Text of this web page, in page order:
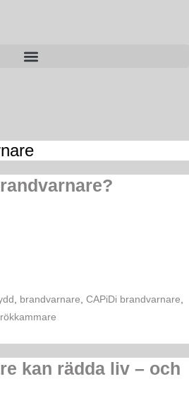
brandvarnare ,CAPiDi brandvarnare
kan rädda liv – och